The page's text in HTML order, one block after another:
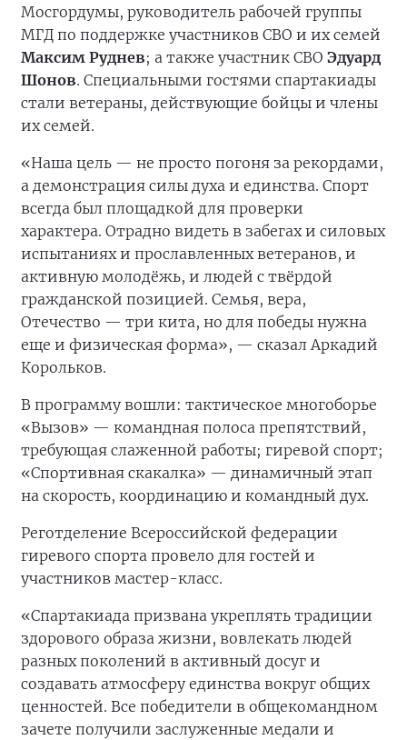
Мосгордумы, руководитель рабочей группы
МГД по поддержке участников СВО и их семей
Максим Руднев; а также участник СВО Эдуард
Шонов. Специальными гостями спартакиады
стали ветераны, действующие бойцы и члены
их семей.
«Наша цель — не просто погоня за рекордами,
а демонстрация силы духа и единства. Спорт
всегда был площадкой для проверки
характера. Отрадно видеть в забегах и силовых
испытаниях и прославленных ветеранов, и
активную молодёжь, и людей с твёрдой
гражданской позицией. Семья, вера,
Отечество — три кита, но для победы нужна
еще и физическая форма», — сказал Аркадий
Корольков.
В программу вошли: тактическое многоборье
«Вызов» — командная полоса препятствий,
требующая слаженной работы; гиревой спорт;
«Спортивная скакалка» — динамичный этап
на скорость, координацию и командный дух.
Реготделение Всероссийской федерации
гиревого спорта провело для гостей и
участников мастер-класс.
«Спартакиада призвана укреплять традиции
здорового образа жизни, вовлекать людей
разных поколений в активный досуг и
создавать атмосферу единства вокруг общих
ценностей. Все победители в общекомандном
зачете получили заслуженные медали и